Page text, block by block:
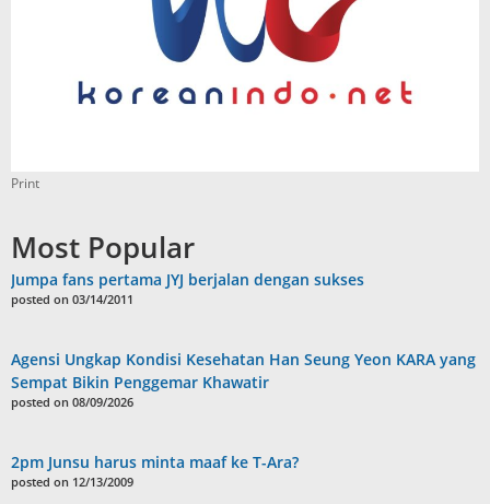
Print
Most Popular
Jumpa fans pertama JYJ berjalan dengan sukses
posted on 03/14/2011
Agensi Ungkap Kondisi Kesehatan Han Seung Yeon KARA yang
Sempat Bikin Penggemar Khawatir
posted on 08/09/2026
2pm Junsu harus minta maaf ke T-Ara?
posted on 12/13/2009